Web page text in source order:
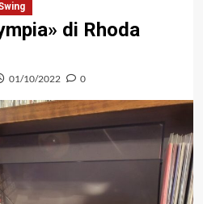
di Rhoda
01/10/2022 0